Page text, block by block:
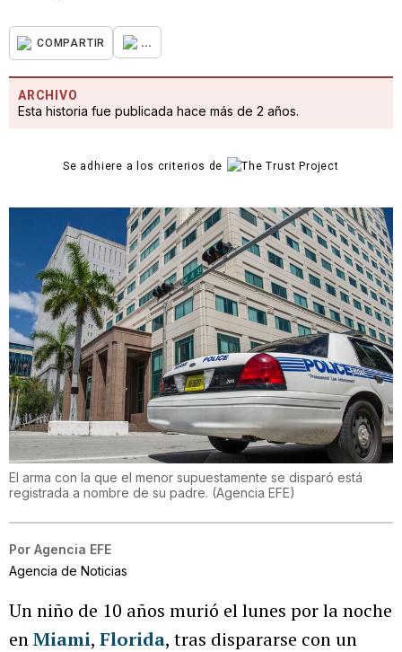
COMPARTIR ...
ARCHIVO
Esta historia fue publicada hace más de 2 años.
Se adhiere a los criterios de
El arma con la que el menor supuestamente se disparó está
registrada a nombre de su padre. (Agencia EFE)
Por Agencia EFE
Agencia de Noticias
Un niño de 10 años murió el lunes por la noche
enMiami, Florida, tras dispararse con un